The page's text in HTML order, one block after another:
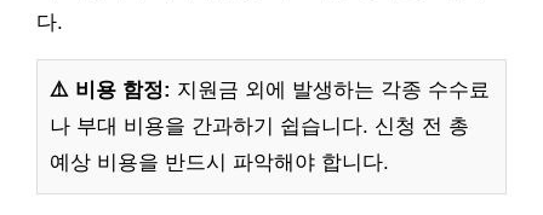
다.
⚠️ 비용 함정: 지원금 외에 발생하는 각종 수수료
나 부대 비용을 간과하기 쉽습니다. 신청 전 총
예상 비용을 반드시 파악해야 합니다.